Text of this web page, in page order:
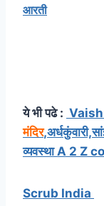
आरती
ये भी पढे :
मंदिर
व्यवस्था A 2 Z
Scrub India